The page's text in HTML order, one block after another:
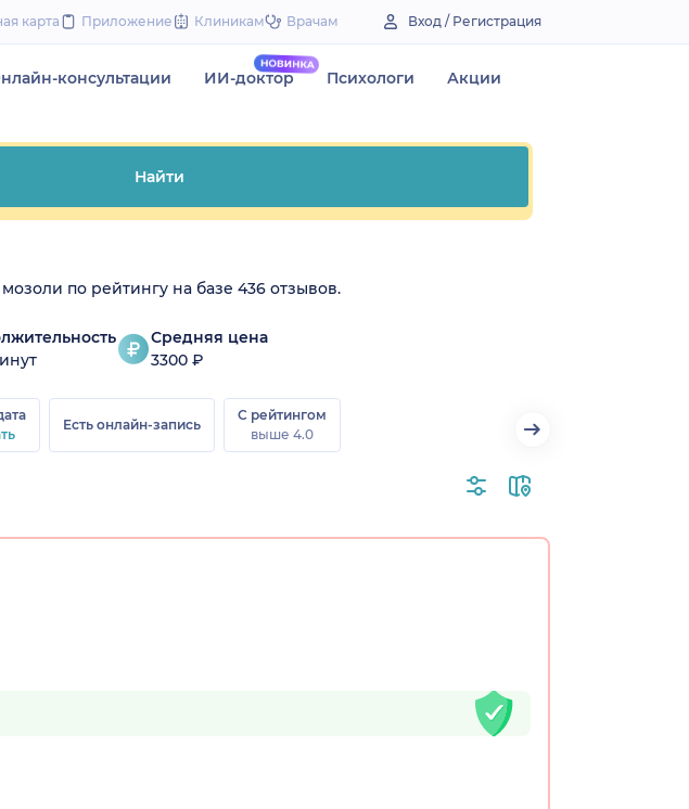
карта Приложение Клиникам Врачам Вход / Регистрация
консультации ИИ-доктор Психологи Акции
Найти
по рейтингу на базе 436 отзывов.
Средняя цена
3300 ₽
Есть онлайн-запись
С рейтингом
выше 4.0